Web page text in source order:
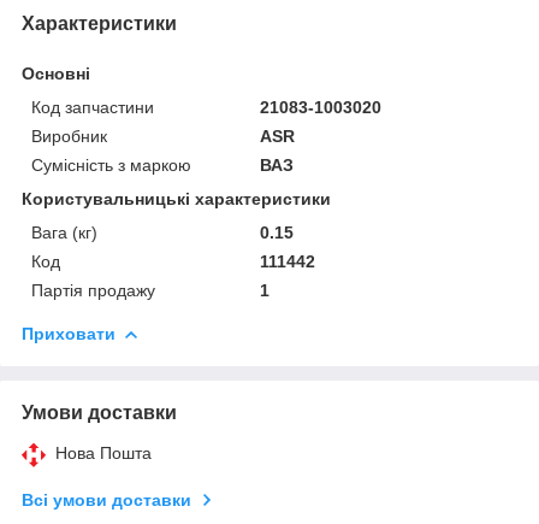
Характеристики
Основні
Код запчастини
21083-1003020
Виробник
ASR
Сумісність з маркою
ВАЗ
Користувальницькі характеристики
Вага (кг)
0.15
Код
111442
Партія продажу
1
Приховати
Умови доставки
Нова Пошта
Всі умови доставки